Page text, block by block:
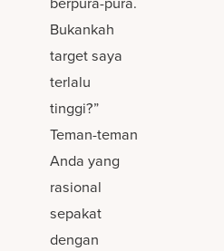
Bukankah
target saya
terlalu
tinggi?”
Teman-teman
Anda yang
rasional
sepakat
dengan